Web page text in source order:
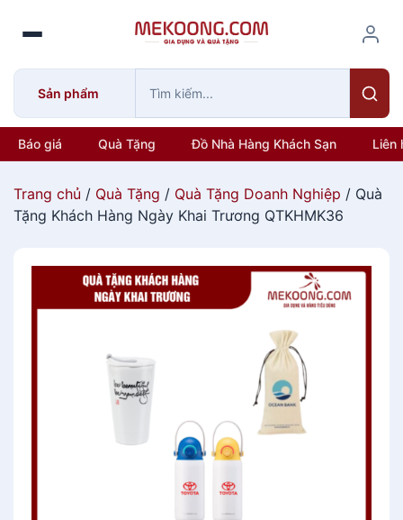
o
Sản phẩm
Báo giá Quà Tặng Đồ Nhà Hàng Khách Sạn Liên
Trang chủ / Quà Tặng / Quà Tặng Doanh Nghiệp / Quà
Tặng Khách Hàng Ngày Khai Trương QTKHMK36